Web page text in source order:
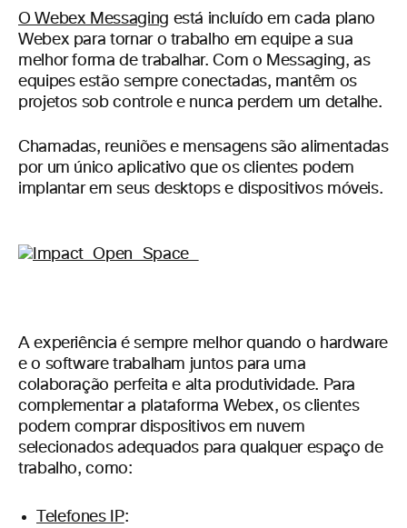
O Webex Messaging está incluído em cada plano
Webex para tornar o trabalho em equipe a sua
melhor forma de trabalhar. Com o Messaging, as
equipes estão sempre conectadas, mantêm os
projetos sob controle e nunca perdem um detalhe.
Chamadas, reuniões e mensagens são alimentadas
por um único aplicativo que os clientes podem
implantar em seus desktops e dispositivos móveis.
A experiência é sempre melhor quando o hardware
e o software trabalham juntos para uma
colaboração perfeita e alta produtividade. Para
complementar a plataforma Webex, os clientes
podem comprar dispositivos em nuvem
selecionados adequados para qualquer espaço de
trabalho, como:
Telefones IP: